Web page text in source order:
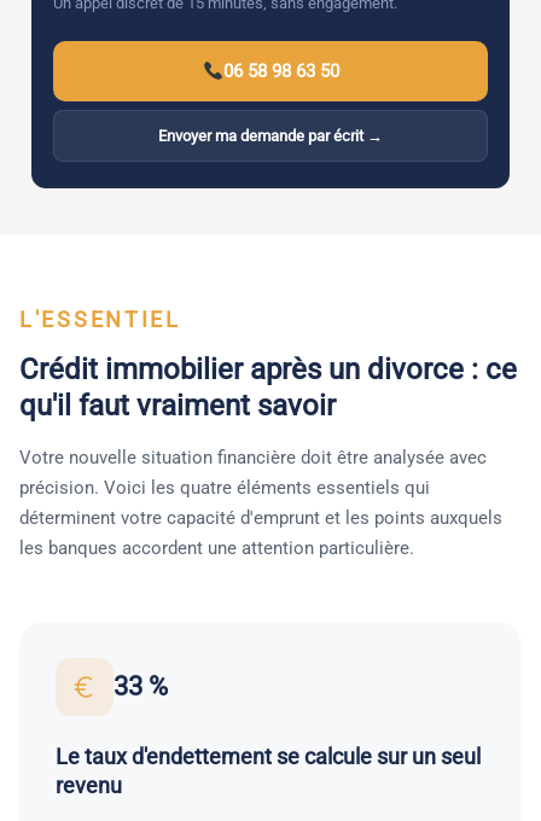
06 58 98 63 50
Envoyer ma demande par écrit →
L'ESSENTIEL
Crédit immobilier après un divorce : ce
qu'il faut vraiment savoir
Votre nouvelle situation financière doit être analysée avec
précision. Voici les quatre éléments essentiels qui
déterminent votre capacité d'emprunt et les points auxquels
les banques accordent une attention particulière.
33 %
Le taux d'endettement se calcule sur un seul
revenu